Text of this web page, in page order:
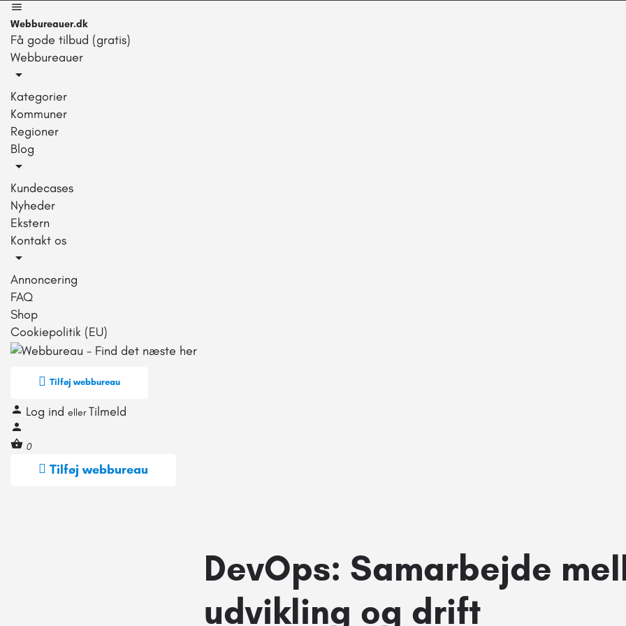
Webbureauer.dk
Få gode tilbud (gratis)
Webbureauer
Kategorier
Kommuner
Regioner
Blog
Kundecases
Nyheder
Ekstern
Kontakt os
Annoncering
FAQ
Shop
Cookiepolitik (EU)
Tilføj webbureau
Log ind eller Tilmeld
0
Tilføj webbureau
DevOps: Samarbejde
udvikling og drift